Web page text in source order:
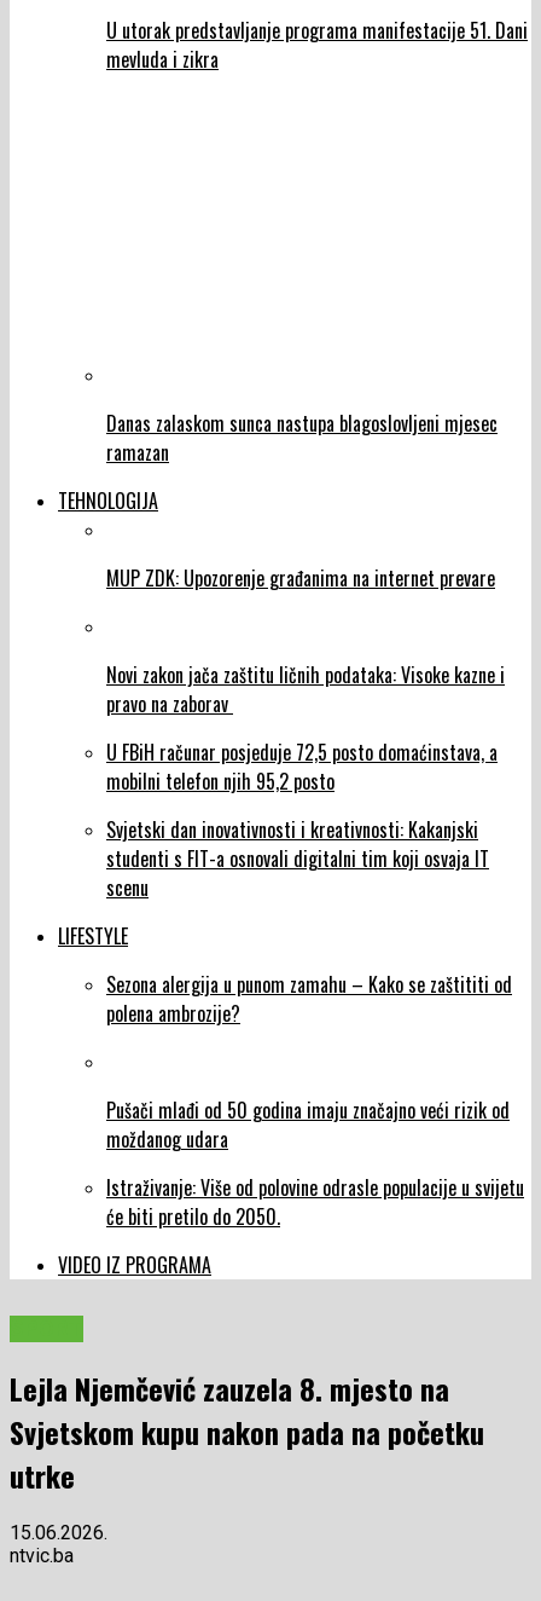
U utorak predstavljanje programa manifestacije 51. Dani
mevluda i zikra
Danas zalaskom sunca nastupa blagoslovljeni mjesec
ramazan
TEHNOLOGIJA
MUP ZDK: Upozorenje građanima na internet prevare
Novi zakon jača zaštitu ličnih podataka: Visoke kazne i
pravo na zaborav
U FBiH računar posjeduje 72,5 posto domaćinstava, a
mobilni telefon njih 95,2 posto
Svjetski dan inovativnosti i kreativnosti: Kakanjski
studenti s FIT-a osnovali digitalni tim koji osvaja IT
scenu
LIFESTYLE
Sezona alergija u punom zamahu – Kako se zaštititi od
polena ambrozije?
Pušači mlađi od 50 godina imaju značajno veći rizik od
moždanog udara
Istraživanje: Više od polovine odrasle populacije u svijetu
će biti pretilo do 2050.
VIDEO IZ PROGRAMA
Lejla Njemčević zauzela 8. mjesto na
Svjetskom kupu nakon pada na početku
utrke
15.06.2026.
ntvic.ba